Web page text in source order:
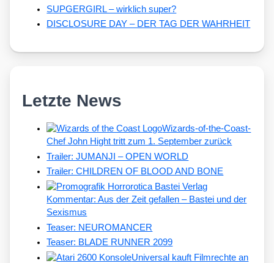
SUPGERGIRL – wirklich super?
DISCLOSURE DAY – DER TAG DER WAHRHEIT
Letzte News
Wizards-of-the-Coast-
Chef John Hight tritt zum 1. September zurück
Trailer: JUMANJI – OPEN WORLD
Trailer: CHILDREN OF BLOOD AND BONE
Kommentar: Aus der Zeit gefallen – Bastei und der
Sexismus
Teaser: NEUROMANCER
Teaser: BLADE RUNNER 2099
Universal kauft Filmrechte an